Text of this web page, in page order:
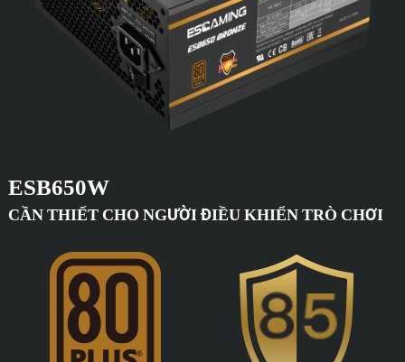
ESB650W
CẦN THIẾT CHO NGƯỜI ĐIỀU KHIỂN TRÒ CHƠI